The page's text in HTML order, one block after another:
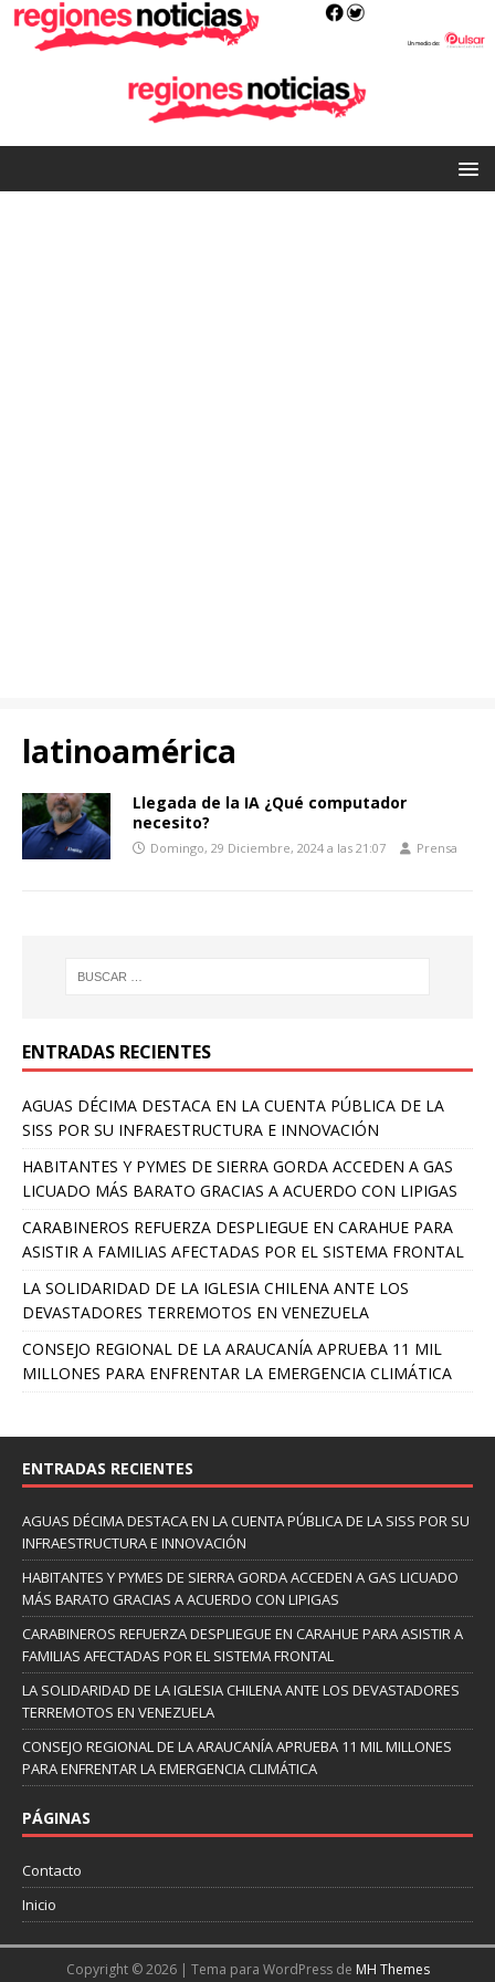
latinoamérica
Llegada de la IA ¿Qué computador
necesito?
Domingo, 29 Diciembre, 2024 a las 21:07 Prensa
ENTRADAS RECIENTES
AGUAS DÉCIMA DESTACA EN LA CUENTA PÚBLICA DE LA
SISS POR SU INFRAESTRUCTURA E INNOVACIÓN
HABITANTES Y PYMES DE SIERRA GORDA ACCEDEN A GAS
LICUADO MÁS BARATO GRACIAS A ACUERDO CON LIPIGAS
CARABINEROS REFUERZA DESPLIEGUE EN CARAHUE PARA
ASISTIR A FAMILIAS AFECTADAS POR EL SISTEMA FRONTAL
LA SOLIDARIDAD DE LA IGLESIA CHILENA ANTE LOS
DEVASTADORES TERREMOTOS EN VENEZUELA
CONSEJO REGIONAL DE LA ARAUCANÍA APRUEBA 11 MIL
MILLONES PARA ENFRENTAR LA EMERGENCIA CLIMÁTICA
ENTRADAS RECIENTES
AGUAS DÉCIMA DESTACA EN LA CUENTA PÚBLICA DE LA SISS POR SU
INFRAESTRUCTURA E INNOVACIÓN
HABITANTES Y PYMES DE SIERRA GORDA ACCEDEN A GAS LICUADO
MÁS BARATO GRACIAS A ACUERDO CON LIPIGAS
CARABINEROS REFUERZA DESPLIEGUE EN CARAHUE PARA ASISTIR A
FAMILIAS AFECTADAS POR EL SISTEMA FRONTAL
LA SOLIDARIDAD DE LA IGLESIA CHILENA ANTE LOS DEVASTADORES
TERREMOTOS EN VENEZUELA
CONSEJO REGIONAL DE LA ARAUCANÍA APRUEBA 11 MIL MILLONES
PARA ENFRENTAR LA EMERGENCIA CLIMÁTICA
PÁGINAS
Contacto
Inicio
Copyright © 2026 | Tema para WordPress de MH Themes